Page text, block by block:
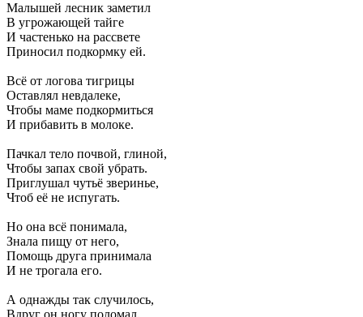
Малышей лесник заметил
В угрожающей тайге
И частенько на рассвете
Приносил подкормку ей.
Всё от логова тигрицы
Оставлял невдалеке,
Чтобы маме подкормиться
И прибавить в молоке.
Пачкал тело почвой, глиной,
Чтобы запах свой убрать.
Приглушал чутьё зверинье,
Чтоб её не испугать.
Но она всё понимала,
Знала пищу от него,
Помощь друга принимала
И не трогала его.
А однажды так случилось,